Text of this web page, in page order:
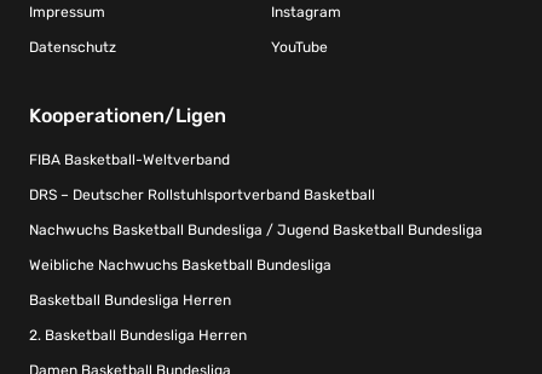
Impressum
Datenschutz
Instagram
YouTube
Kooperationen/Ligen
FIBA Basketball-Weltverband
DRS – Deutscher Rollstuhlsportverband Basketball
Nachwuchs Basketball Bundesliga / Jugend Basketball Bundesliga
Weibliche Nachwuchs Basketball Bundesliga
Basketball Bundesliga Herren
2. Basketball Bundesliga Herren
Damen Basketball Bundesliga